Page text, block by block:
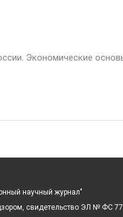
Экономические
научный журнал"
свидетельство ЭЛ № ФС